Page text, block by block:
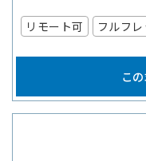
リモート可 フルフ
こ